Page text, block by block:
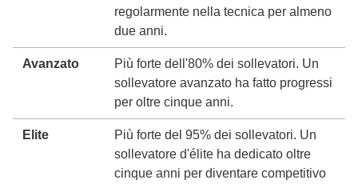
regolarmente nella tecnica per almeno
due anni.
Avanzato
Più forte dell'80% dei sollevatori. Un
sollevatore avanzato ha fatto progressi
per oltre cinque anni.
Elite
Più forte del 95% dei sollevatori. Un
sollevatore d'élite ha dedicato oltre
cinque anni per diventare competitivo